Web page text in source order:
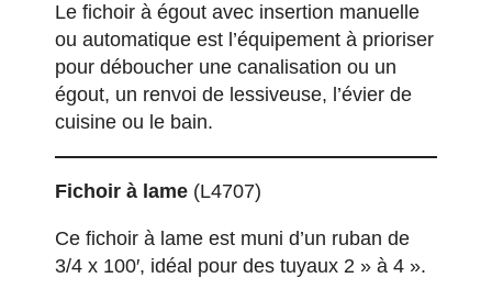
Le fichoir à égout avec insertion manuelle
ou automatique est l’équipement à prioriser
pour déboucher une canalisation ou un
égout, un renvoi de lessiveuse, l’évier de
cuisine ou le bain.
Fichoir à lame (L4707)
Ce fichoir à lame est muni d’un ruban de
3/4 x 100′, idéal pour des tuyaux 2 » à 4 ».